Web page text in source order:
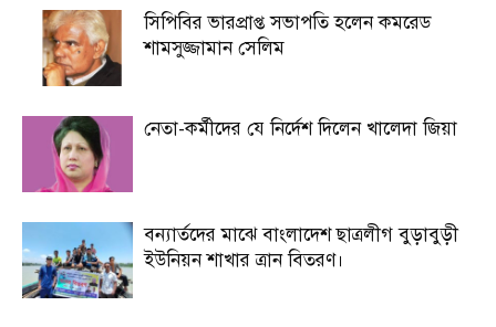
সিপিবির ভারপ্রাপ্ত সভাপতি হলেন কমরেড
শামসুজ্জামান সেলিম
নেতা-কর্মীদের যে নির্দেশ দিলেন খালেদা জিয়া
বন্যার্তদের মাঝে বাংলাদেশ ছাত্রলীগ বুড়াবুড়ী
ইউনিয়ন শাখার ত্রান বিতরণ।